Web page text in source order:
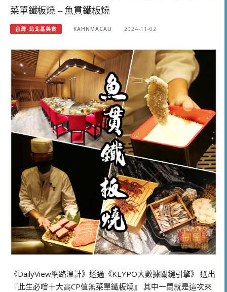
菜單鐵板燒 – 魚貫鐵板燒
台灣-北北基美食 KAHNMACAU 2024-11-02
《DailyView網路溫計》透過《KEYPO大數據關鍵引擎》 選出
『此生必嚐十大高CP值無菜單鐵板燒』 其中一間就是這次來